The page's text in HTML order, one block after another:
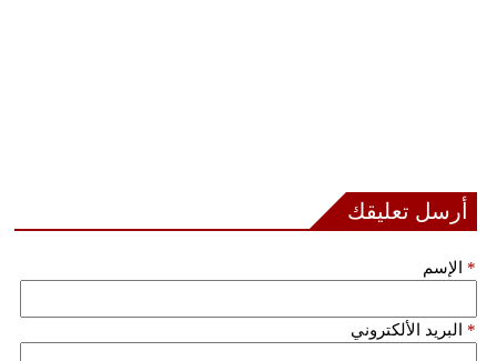
أرسل تعليقك
الإسم *
البريد الألكتروني *